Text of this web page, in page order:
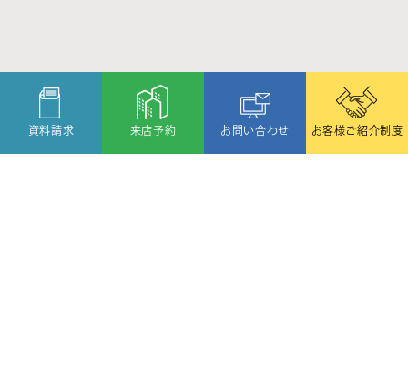
資料請求 来店予約 お問い合わせ お客様ご紹介制度